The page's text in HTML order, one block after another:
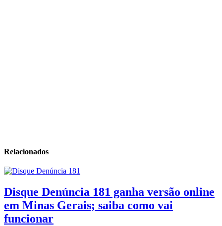
Relacionados
Disque Denúncia 181 ganha versão online
em Minas Gerais; saiba como vai
funcionar